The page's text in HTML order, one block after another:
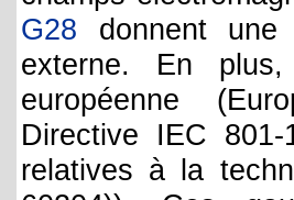
G28 donnent une
externe. En
européenne
Directive IEC
relatives à la